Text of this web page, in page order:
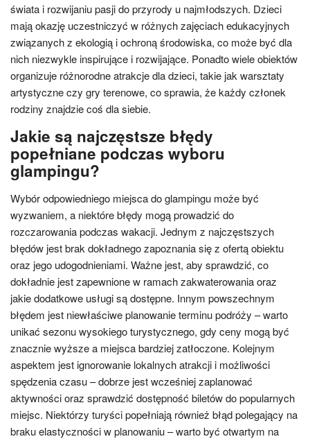
świata i rozwijaniu pasji do przyrody u najmłodszych. Dzieci
mają okazję uczestniczyć w różnych zajęciach edukacyjnych
związanych z ekologią i ochroną środowiska, co może być dla
nich niezwykle inspirujące i rozwijające. Ponadto wiele obiektów
organizuje różnorodne atrakcje dla dzieci, takie jak warsztaty
artystyczne czy gry terenowe, co sprawia, że każdy członek
rodziny znajdzie coś dla siebie.
Jakie są najczęstsze błędy
popełniane podczas wyboru
glampingu?
Wybór odpowiedniego miejsca do glampingu może być
wyzwaniem, a niektóre błędy mogą prowadzić do
rozczarowania podczas wakacji. Jednym z najczęstszych
błędów jest brak dokładnego zapoznania się z ofertą obiektu
oraz jego udogodnieniami. Ważne jest, aby sprawdzić, co
dokładnie jest zapewnione w ramach zakwaterowania oraz
jakie dodatkowe usługi są dostępne. Innym powszechnym
błędem jest niewłaściwe planowanie terminu podróży – warto
unikać sezonu wysokiego turystycznego, gdy ceny mogą być
znacznie wyższe a miejsca bardziej zatłoczone. Kolejnym
aspektem jest ignorowanie lokalnych atrakcji i możliwości
spędzenia czasu – dobrze jest wcześniej zaplanować
aktywności oraz sprawdzić dostępność biletów do popularnych
miejsc. Niektórzy turyści popełniają również błąd polegający na
braku elastyczności w planowaniu – warto być otwartym na